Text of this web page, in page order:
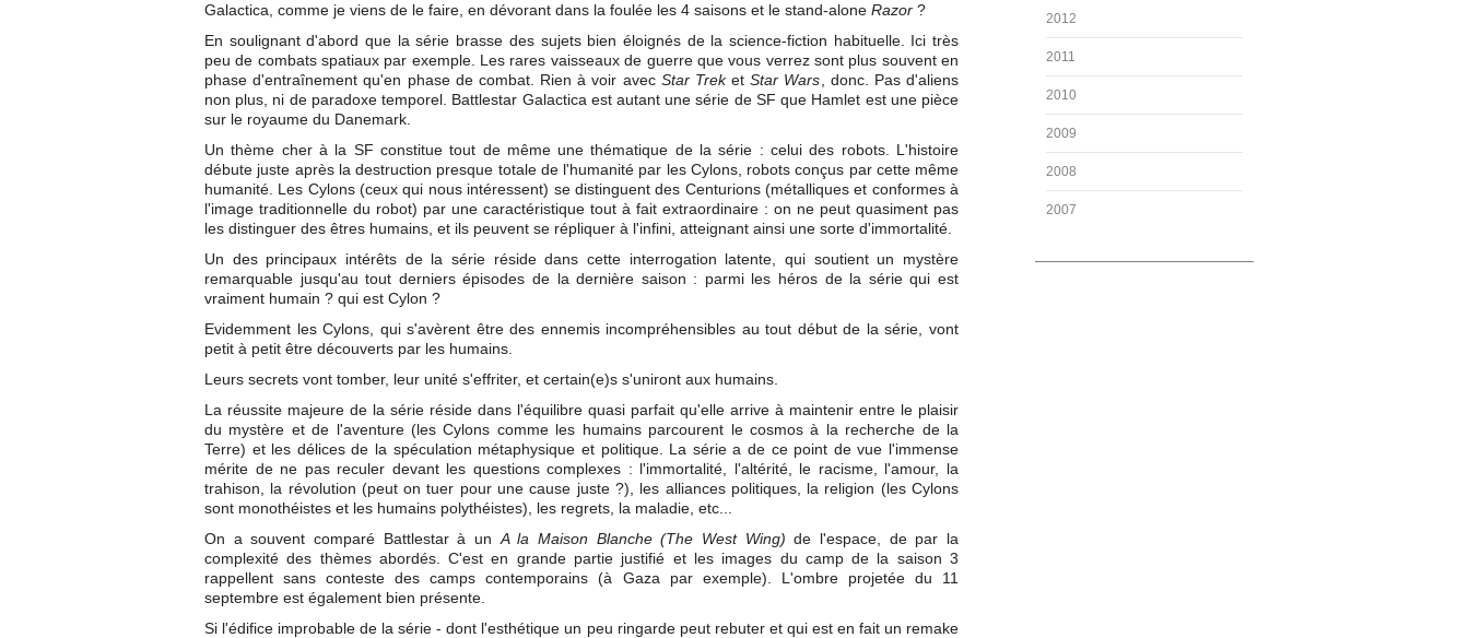
Galactica, comme je viens de le faire, en dévorant dans la foulée les 4 saisons et le stand-alone Razor ?
En soulignant d'abord que la série brasse des sujets bien éloignés de la science-fiction habituelle. Ici très
peu de combats spatiaux par exemple. Les rares vaisseaux de guerre que vous verrez sont plus souvent en
phase d'entraînement qu'en phase de combat. Rien à voir avec Star TreketStar Wars , donc. Pas d'aliens
non plus, ni de paradoxe temporel. Battlestar Galactica est autant une série de SF que Hamlet est une pièce
sur le royaume du Danemark.
Un thème cher à la SF constitue tout de même une thématique de la série : celui des robots. L'histoire
débute juste après la destruction presque totale de l'humanité par les Cylons, robots conçus par cette même
humanité. Les Cylons (ceux qui nous intéressent) se distinguent des Centurions (métalliques et conformes à
l'image traditionnelle du robot) par une caractéristique tout à fait extraordinaire : on ne peut quasiment pas
les distinguer des êtres humains, et ils peuvent se répliquer à l'infini, atteignant ainsi une sorte d'immortalité.
Un des principaux intérêts de la série réside dans cette interrogation latente, qui soutient un mystère
remarquable jusqu'au tout derniers épisodes de la dernière saison : parmi les héros de la série qui est
vraiment humain ? qui est Cylon ?
Evidemment les Cylons, qui s'avèrent être des ennemis incompréhensibles au tout début de la série, vont
petit à petit être découverts par les humains.
Leurs secrets vont tomber, leur unité s'effriter, et certain(e)s s'uniront aux humains.
La réussite majeure de la série réside dans l'équilibre quasi parfait qu'elle arrive à maintenir entre le plaisir
du mystère et de l'aventure (les Cylons comme les humains parcourent le cosmos à la recherche de la
Terre) et les délices de la spéculation métaphysique et politique. La série a de ce point de vue l'immense
mérite de ne pas reculer devant les questions complexes : l'immortalité, l'altérité, le racisme, l'amour, la
trahison, la révolution (peut on tuer pour une cause juste ?), les alliances politiques, la religion (les Cylons
sont monothéistes et les humains polythéistes), les regrets, la maladie, etc...
On a souvent comparé Battlestar à un A la Maison Blanche (The West Wing) de l'espace, de par la
complexité des thèmes abordés. C'est en grande partie justifié et les images du camp de la saison 3
rappellent sans conteste des camps contemporains (à Gaza par exemple). L'ombre projetée du 11
septembre est également bien présente.
Si l'édifice improbable de la série - dont l'esthétique un peu ringarde peut rebuter et qui est en fait un remake
2012
2011
2010
2009
2008
2007